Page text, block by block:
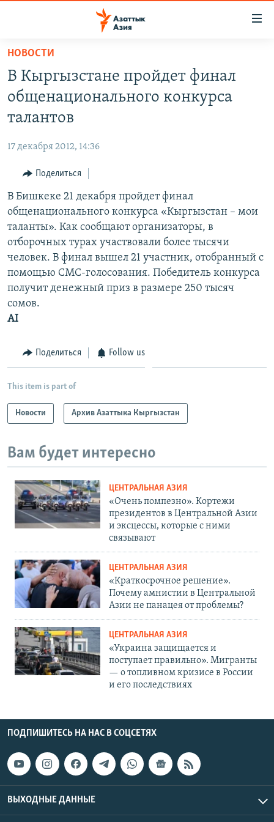
Вернуться
основному
содержанию
главной
навигации
Вернутся
поиску
КАЗАХСТАН
ТАДЖИКИСТАН
НОВОСТИ
ҚАЗАҚША
КЫРГЫЗЧА
ЎЗБЕКЧА
ТОҶИКӢ
TÜRKMENÇE
Все сайты РСЕ/РС
НОВОСТИ
В Кыргызстане пройдет финал
общенационального конкурса
талантов
17 декабря 2012, 14:36
Поделиться
В Бишкеке 21 декабря пройдет финал
общенационального конкурса «Кыргызстан – мои
таланты». Как сообщают организаторы, в
отборочных турах участвовали более тысячи
человек. В финал вышел 21 участник, отобранный с
помощью СМС-голосования. Победитель конкурса
получит денежный приз в размере 250 тысяч
сомов.
AI
Поделиться Follow us
This item is part of
Новости Архив Азаттыка Кыргызстан
Вам будет интересно
ЦЕНТРАЛЬНАЯ АЗИЯ
«Очень помпезно». Кортежи
президентов в Центральной Азии
и эксцессы, которые с ними
связывают
ЦЕНТРАЛЬНАЯ АЗИЯ
«Краткосрочное решение».
Почему амнистии в Центральной
Азии не панацея от проблемы?
ЦЕНТРАЛЬНАЯ АЗИЯ
«Украина защищается и
поступает правильно». Мигранты
— о топливном кризисе в России
и его последствиях
ПОДПИШИТЕСЬ НА НАС В СОЦСЕТЯХ
ВЫХОДНЫЕ ДАННЫЕ